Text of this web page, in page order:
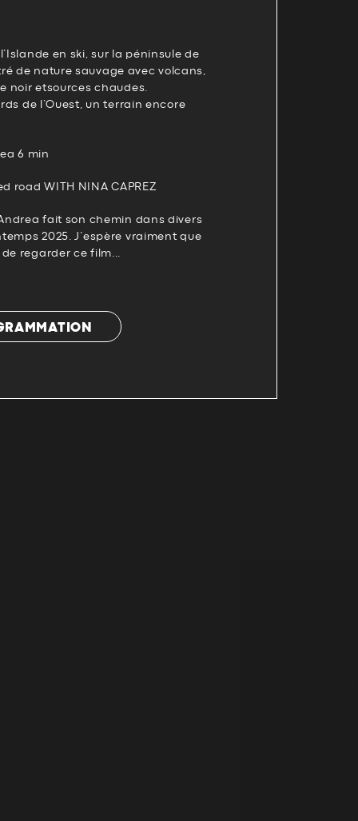
en ski, sur la péninsule de
de nature sauvage avec volcans,
noir etsources chaudes.
de l’Ouest, un terrain encore
6 min
road WITH NINA CAPREZ
fait son chemin dans divers
2025. J’espère vraiment que
regarder ce film...